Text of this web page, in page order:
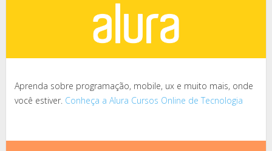
Aprenda sobre programação, mobile, ux e muito mais, onde
você estiver. Conheça a Alura Cursos Online de Tecnologia